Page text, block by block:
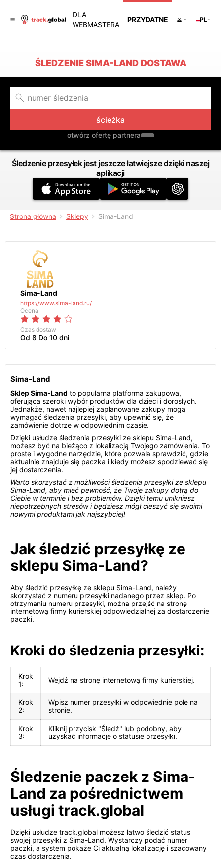
DLA
WEBMASTERA
PRZYDATNE PL
ŚLEDZENIE SIMA-LAND DOSTAWA
ścieżka
otwórz ofertę partnera
Śledzenie przesyłek jest jeszcze łatwiejsze dzięki naszej
aplikacji
Strona główna Sklepy Sima-Land
Sima-Land
https://www.sima-land.ru/
Ocena
Czas dostaw
Od 8 Do 10 dni
Sima-Land
Sklep Sima-Land to popularna platforma zakupowa,
oferująca szeroki wybór produktów dla dzieci i dorosłych.
Jednakże, nawet najlepiej zaplanowane zakupy mogą
wymagać śledzenia przesyłki, aby upewnić się, że
zamówienie dotrze w odpowiednim czasie.
Dzięki usłudze śledzenia przesyłki ze sklepu Sima-Land,
możesz być na bieżąco z lokalizacją Twojego zamówienia. To
proste i wygodne narzędzie, które pozwala sprawdzić, gdzie
aktualnie znajduje się paczka i kiedy możesz spodziewać się
jej dostarczenia.
Warto skorzystać z możliwości śledzenia przesyłki ze sklepu
Sima-Land, aby mieć pewność, że Twoje zakupy dotrą do
Ciebie w terminie i bez problemów. Dzięki temu unikniesz
niepotrzebnych stresów i będziesz mógł cieszyć się swoimi
nowymi produktami jak najszybciej!
Jak śledzić przesyłkę ze
sklepu Sima-Land?
Aby śledzić przesyłkę ze sklepu Sima-Land, należy
skorzystać z numeru przesyłki nadanego przez sklep. Po
otrzymaniu numeru przesyłki, można przejść na stronę
internetową firmy kurierskiej odpowiedzialnej za dostarczenie
paczki.
Kroki do śledzenia przesyłki:
Krok
1:
Wejdź na stronę internetową firmy kurierskiej.
Krok
2:
Wpisz numer przesyłki w odpowiednie pole na
stronie.
Krok
3:
Kliknij przycisk "Śledź" lub podobny, aby
uzyskać informacje o statusie przesyłki.
Śledzenie paczek z Sima-
Land za pośrednictwem
usługi track.global
Dzięki usłudze track.global możesz łatwo śledzić status
swojej przesyłki z Sima-Land. Wystarczy podać numer
paczki, a system pokaże Ci aktualną lokalizację i szacowany
czas dostarczenia.